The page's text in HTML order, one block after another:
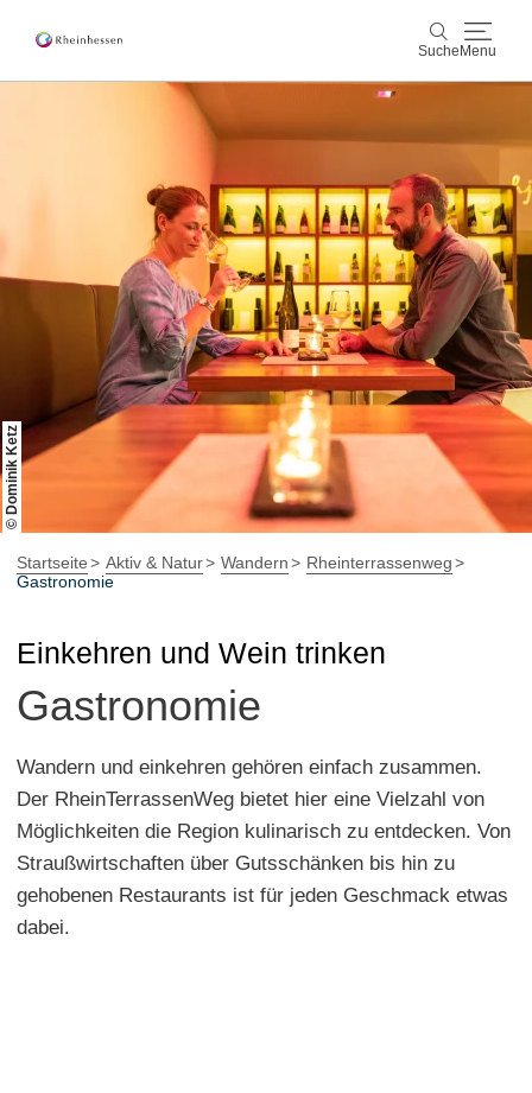
Suche Menu
Wein & Genuss
Aktiv & Natur
Kultur & Städte
Veranstaltungen
Buchung & Service
ShopRheinhessen-Blog Karte
© Dominik Ketz
Startseite Aktiv & Natur Wandern
Rheinterrassenweg
Gastronomie
Einkehren und Wein trinken
Gastronomie
Wandern und einkehren gehören einfach zusammen.
Der RheinTerrassenWeg bietet hier eine Vielzahl von
Möglichkeiten die Region kulinarisch zu entdecken. Von
Straußwirtschaften über Gutsschänken bis hin zu
gehobenen Restaurants ist für jeden Geschmack etwas
dabei.